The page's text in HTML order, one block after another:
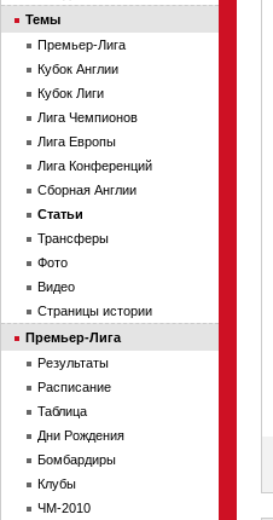
Темы
Премьер-Лига
Кубок Англии
Кубок Лиги
Лига Чемпионов
Лига Европы
Лига Конференций
Сборная Англии
Статьи
Трансферы
Фото
Видео
Страницы истории
Премьер-Лига
Результаты
Расписание
Таблица
Дни Рождения
Бомбардиры
Клубы
ЧМ-2010